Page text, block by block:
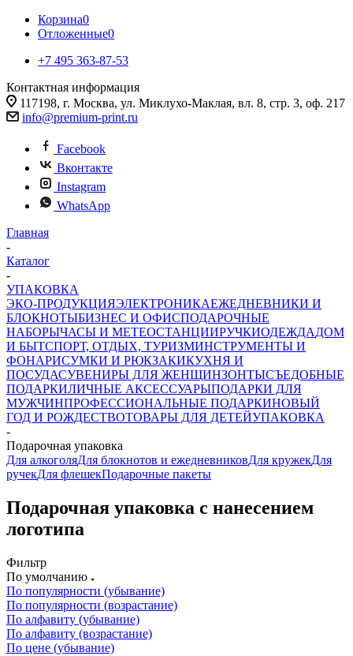
Корзина0
Отложенные0
+7 495 363-87-53
Контактная информация
117198, г. Москва, ул. Миклухо-Маклая, вл. 8, стр. 3, оф. 217
info@premium-print.ru
Facebook
Вконтакте
Instagram
WhatsApp
Главная
-
Каталог
-
УПАКОВКА
ЭКО-ПРОДУКЦИЯЭЛЕКТРОНИКАЕЖЕДНЕВНИКИ И
БЛОКНОТЫБИЗНЕС И ОФИСПОДАРОЧНЫЕ
НАБОРЫЧАСЫ И МЕТЕОСТАНЦИИРУЧКИОДЕЖДАДОМ
И БЫТСПОРТ, ОТДЫХ, ТУРИЗМИНСТРУМЕНТЫ И
ФОНАРИСУМКИ И РЮКЗАКИКУХНЯ И
ПОСУДАСУВЕНИРЫ ДЛЯ ЖЕНЩИНЗОНТЫСЪЕДОБНЫЕ
ПОДАРКИЛИЧНЫЕ АКСЕССУАРЫПОДАРКИ ДЛЯ
МУЖЧИНПРОФЕССИОНАЛЬНЫЕ ПОДАРКИНОВЫЙ
ГОД И РОЖДЕСТВОТОВАРЫ ДЛЯ ДЕТЕЙУПАКОВКА
-
Подарочная упаковка
Для алкоголяДля блокнотов и ежедневниковДля кружекДля
ручекДля флешекПодарочные пакеты
Подарочная упаковка с нанесением
логотипа
Фильтр
По умолчанию
По популярности (убывание)
По популярности (возрастание)
По алфавиту (убывание)
По алфавиту (возрастание)
По цене (убывание)